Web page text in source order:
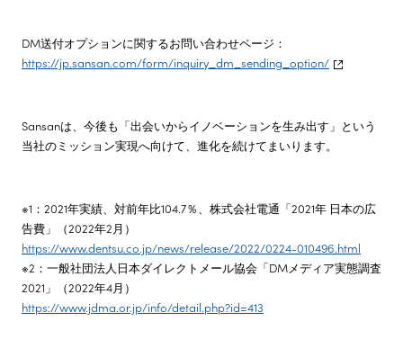
DM送付オプションに関するお問い合わせページ：
https://jp.sansan.com/form/inquiry_dm_sending_option/
Sansanは、今後も「出会いからイノベーションを生み出す」という
当社のミッション実現へ向けて、進化を続けてまいります。
※1：2021年実績、対前年比104.7％、株式会社電通「2021年 日本の広
告費」（2022年2月）
https://www.dentsu.co.jp/news/release/2022/0224-010496.html
※2：一般社団法人日本ダイレクトメール協会「DMメディア実態調査
2021」（2022年4月）
https://www.jdma.or.jp/info/detail.php?id=413